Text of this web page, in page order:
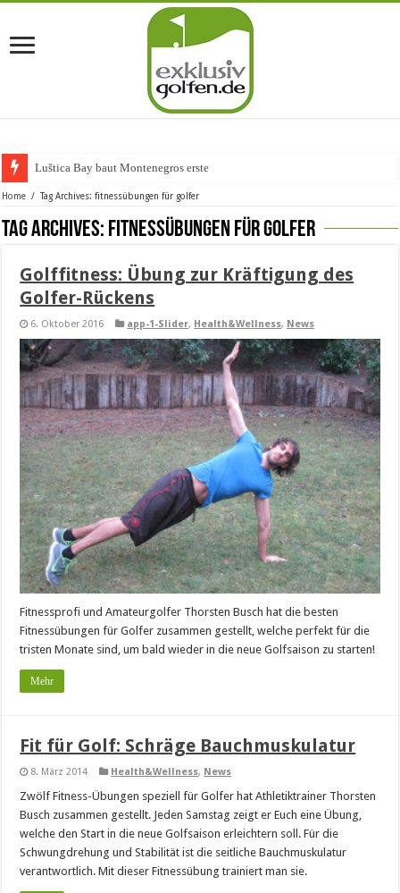
Luštica Bay baut Montenegros erste Golf-Com
Home / Tag Archives: fitnessübungen für golfer
Tag Archives: fitnessübungen für golfer
Golffitness: Übung zur Kräftigung des
Golfer-Rückens
6. Oktober 2016 app-1-Slider, Health&Wellness, News
Fitnessprofi und Amateurgolfer Thorsten Busch hat die besten
Fitnessübungen für Golfer zusammen gestellt, welche perfekt für die
tristen Monate sind, um bald wieder in die neue Golfsaison zu starten!
Mehr
Fit für Golf: Schräge Bauchmuskulatur
8. März 2014 Health&Wellness, News
Zwölf Fitness-Übungen speziell für Golfer hat Athletiktrainer Thorsten
Busch zusammen gestellt. Jeden Samstag zeigt er Euch eine Übung,
welche den Start in die neue Golfsaison erleichtern soll. Für die
Schwungdrehung und Stabilität ist die seitliche Bauchmuskulatur
verantwortlich. Mit dieser Fitnessübung trainiert man sie.